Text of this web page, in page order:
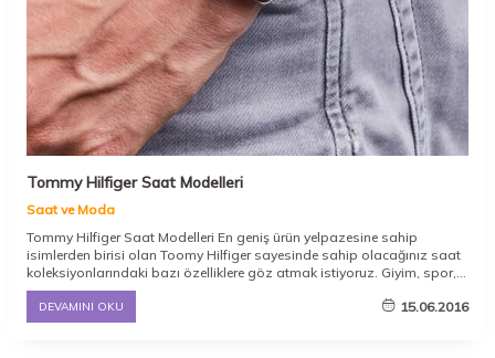
Tommy Hilfiger Saat Modelleri
Saat ve Moda
Tommy Hilfiger Saat Modelleri En geniş ürün yelpazesine sahip
isimlerden birisi olan Toomy Hilfiger sayesinde sahip olacağınız saat
koleksiyonlarındaki bazı özelliklere göz atmak istiyoruz. Giyim, spor,
aksesuar veya tekstil sektörlerine yön vermeyi başaran, adından sıkça
söz ettiren ve hem erkeklerin, hem de
DEVAMINI OKU 15.06.2016